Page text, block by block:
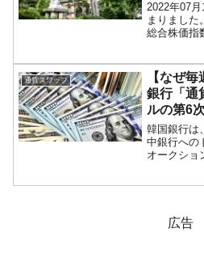
2022年07
まりました
総合株価指
『
まりまし
通貨スワップ
【なぜ
銀行「通
ルの第6
韓国銀行は
中銀行への
オークショ
もの」で
リカ合衆
広告